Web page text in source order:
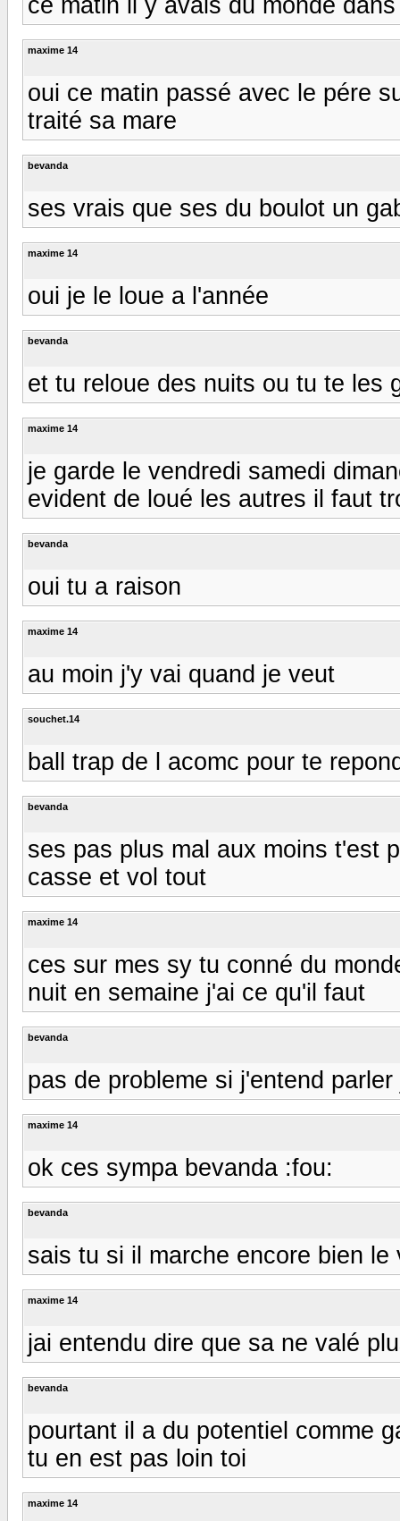
maxime 14
oui ce matin passé avec le pére
traité sa mare
bevanda
ses vrais que ses du boulot un
maxime 14
oui je le loue a l'année
bevanda
et tu reloue des nuits ou tu te les
maxime 14
je garde le vendredi samedi
evident de loué les autres il faut
bevanda
oui tu a raison
maxime 14
au moin j'y vai quand je veut
souchet.14
ball trap de l acomc pour te
bevanda
ses pas plus mal aux moins t'est
casse et vol tout
maxime 14
ces sur mes sy tu conné du
nuit en semaine j'ai ce qu'il faut
bevanda
pas de probleme si j'entend
maxime 14
ok ces sympa bevanda :fou:
bevanda
sais tu si il marche encore bien le
maxime 14
jai entendu dire que sa ne valé
bevanda
pourtant il a du potentiel comme
tu en est pas loin toi
maxime 14